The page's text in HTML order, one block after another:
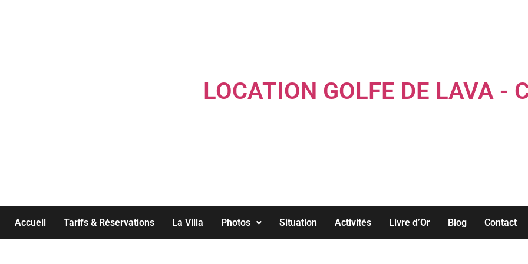
LOCATION GOLFE DE LAVA -
Accueil Tarifs & Réservations La Villa Photos Situation Activités Livre d’Or Blog Contact